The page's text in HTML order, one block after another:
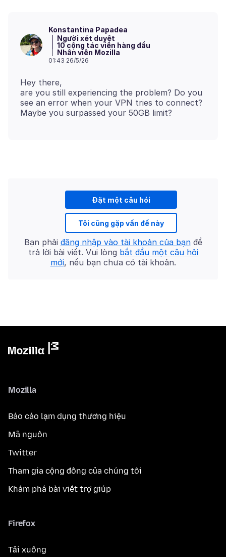
Konstantina Papadea
Người xét duyệt
10 cộng tác viên hàng đầu
Nhân viên Mozilla
01:43 26/5/26
Hey there,
are you still experiencing the problem? Do you
see an error when your VPN tries to connect?
Đặt một câu hỏi
Tôi cũng gặp vấn đề này
Bạn phải đăng nhập vào tài khoản của bạnđể
trả lời bài viết. Vui lòng bắt đầu một câu hỏi
mới, nếu bạn chưa có tài khoản.
Mozilla
Báo cáo lạm dụng thương hiệu
Mã nguồn
Twitter
Tham gia cộng đồng của chúng tôi
Khám phá bài viết trợ giúp
Firefox
Tải xuống